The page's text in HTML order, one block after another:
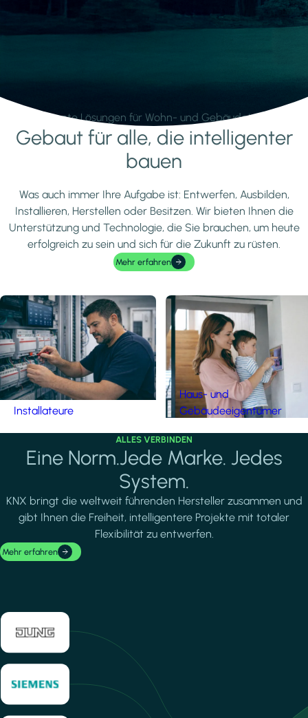
Intelligente Lösungen für Wohn- und Gebäudetechnik.
Mehr erfahren
Gebaut für alle, die intelligenter
bauen
Was auch immer Ihre Aufgabe ist: Entwerfen, Ausbilden,
Installieren, Herstellen oder Besitzen. Wir bieten Ihnen die
Unterstützung und Technologie, die Sie brauchen, um heute
erfolgreich zu sein und sich für die Zukunft zu rüsten.
Mehr erfahren
Installateure
Haus- und
Gebäudeeigentümer
ALLES VERBINDEN
Eine Norm.Jede Marke. Jedes
System.
KNX bringt die weltweit führenden Hersteller zusammen und
gibt Ihnen die Freiheit, intelligentere Projekte mit totaler
Flexibilität zu entwerfen.
Mehr erfahren